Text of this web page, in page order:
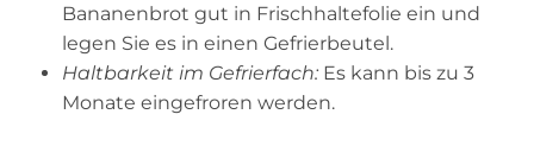
Bananenbrot gut in Frischhaltefolie ein und
legen Sie es in einen Gefrierbeutel.
Haltbarkeit im Gefrierfach: Es kann bis zu 3
Monate eingefroren werden.